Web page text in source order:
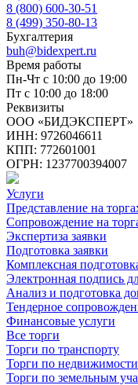
8 (800) 600-30-51
8 (499) 350-80-13
Бухгалтерия
buh@bidexpert.ru
Время работы
Пн-Чт с 10:00 до 19:00
Пт с 10:00 до 18:00
Реквизиты
ООО «БИДЭКСПЕРТ»
ИНН: 9726046611
КПП: 772601001
ОГРН: 1237700394007
Услуги
Представление на
Сопровождение на
Экспертиза заявки
Подготовка заявки
Комплексная
Электронная подпись
Анализ и подготовка
Тендерное
Финансовые услуги
Все торги
Торги по транспорту
Торги по недвижимости
Торги по земельным